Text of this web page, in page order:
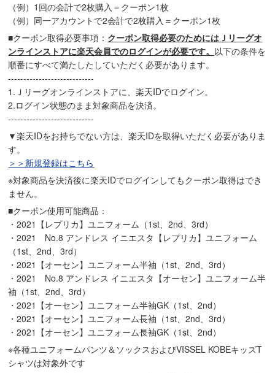
（例）1回の会計で2枚購入＝クーポン1枚
（例）同一アカウントで2会計で2枚購入＝クーポン1枚
■クーポン取得必要事項： クーポン取得必要のためにはＪリーグオ
ンラインストアに楽天会員でのログインが必要です。 以下の条件を
順番にすべて満たしたしていただく必要があります。
----------------------------
1.Ｊリーグオンラインストアに、楽天IDでログイン。
2.ログイン状態のまま対象商品を決済。
----------------------------
▼楽天IDをお持ちでない方は、楽天IDを取得いただく必要がありま
す。
＞＞新規登録はこちら
※対象商品を決済後に楽天IDでログインしてもクーポン取得はでき
ません。
■クーポン使用可能商品：
・2021【レプリカ】ユニフォーム（1st、2nd、3rd）
・2021 No.8 アンドレス イニエスタ【レプリカ】ユニフォーム
（1st、2nd、3rd）
・2021【オーセン】ユニフォーム半袖（1st、2nd、3rd）
・2021 No.8 アンドレス イニエスタ【オーセン】ユニフォーム半
袖（1st、2nd、3rd）
・2021【オーセン】ユニフォーム半袖GK（1st、2nd）
・2021【オーセン】ユニフォーム長袖（1st、2nd、3rd）
・2021【オーセン】ユニフォーム長袖GK（1st、2nd）
※各種ユニフォームパンツ＆ソックスおよびVISSEL KOBEキッズT
シャツは対象外です